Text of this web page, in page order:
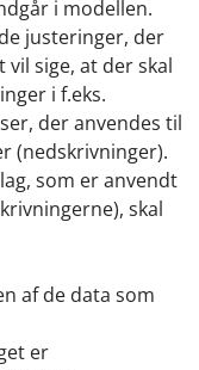
i modellen.
justeringer, der
sige, at der skal
i f.eks.
der anvendes til
(nedskrivninger).
som er anvendt
skal
af de data som
er